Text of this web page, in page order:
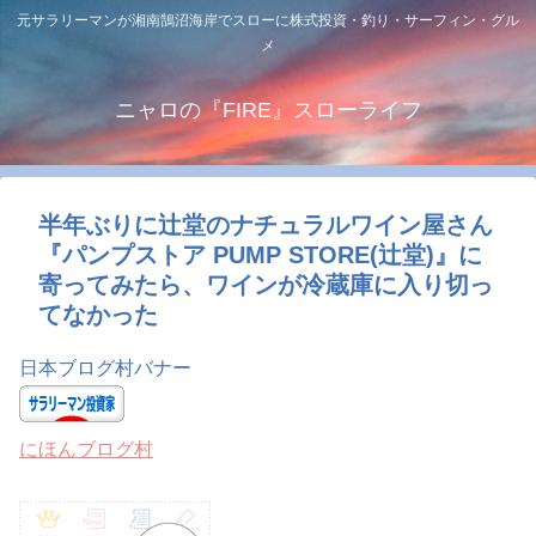
元サラリーマンが湘南鵠沼海岸でスローに株式投資・釣り・サーフィン・グル
メ
ニャロの『FIRE』スローライフ
半年ぶりに辻堂のナチュラルワイン屋さん
『パンプストア PUMP STORE(辻堂)』に
寄ってみたら、ワインが冷蔵庫に入り切っ
てなかった
日本ブログ村バナー
にほんブログ村